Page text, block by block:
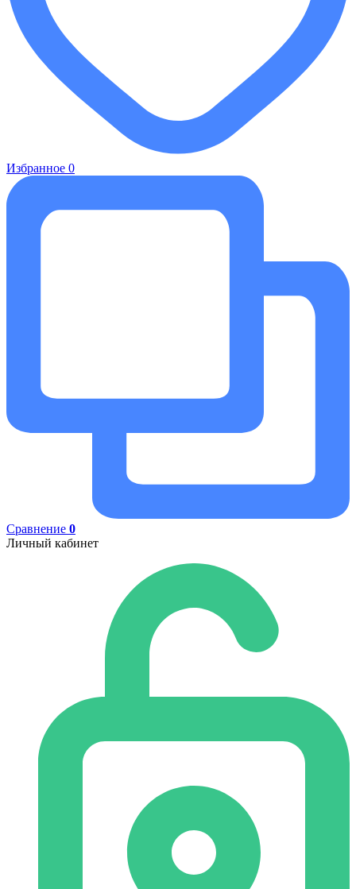
Избранное 0
Сравнение 0
Личный кабинет